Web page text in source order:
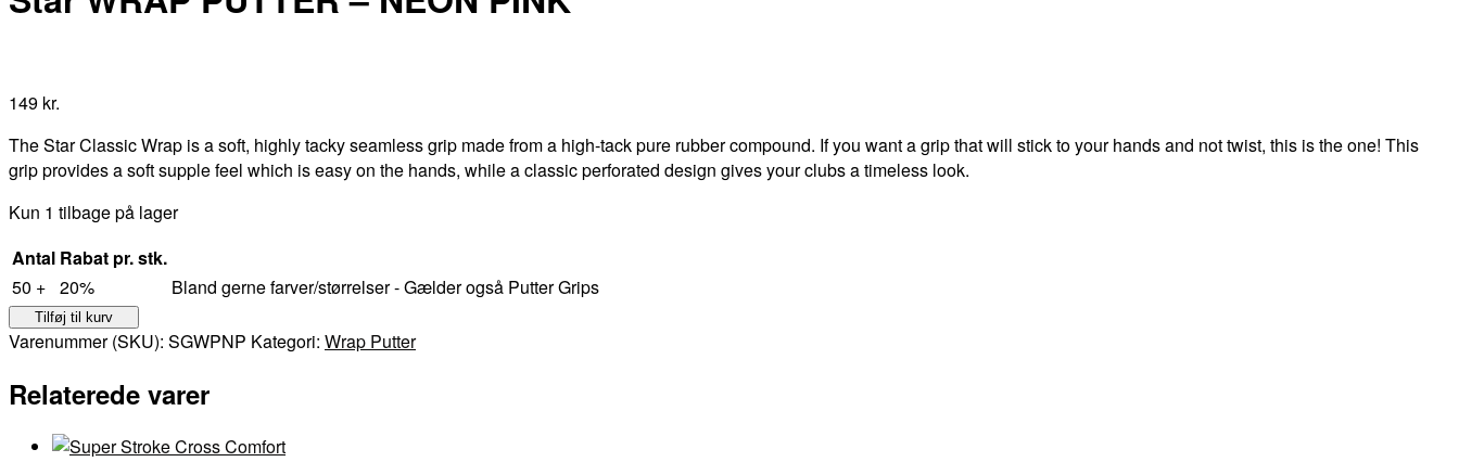
149 kr.
The Star Classic Wrap is a soft, highly tacky seamless grip made from a high-tack pure rubber compound. If you want a grip that will stick to your hands and not twist, this is the one! This
grip provides a soft supple feel which is easy on the hands, while a classic perforated design gives your clubs a timeless look.
Kun 1 tilbage på lager
Antal Rabat pr. stk.
50 + 20%
Bland gerne farver/størrelser - Gælder også Putter Grips
Star
WRAP
-
PINK
Tilføj til kurv
Varenummer (SKU): SGWPNP Kategori: Wrap Putter
Relaterede varer